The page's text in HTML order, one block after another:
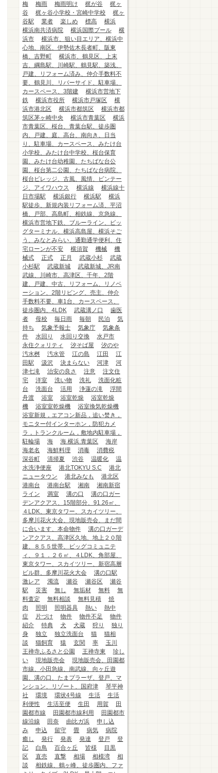
梅
梅雨 梅雨明け 梶が谷
梶ヶ
谷
梶ヶ谷小学校・宮崎中学校
梶ヶ
谷駅
業者 楽しめ 標高
横浜
横浜南共済病院
横浜国際プール
横
浜市
横浜市、狙い目エリア、横浜中
心地、南区、伊勢佐木長者町、阪東
橋、吉野町
横浜市、鶴見区、上末
吉、綱島駅、川崎駅、鶴見駅、築浅、
戸建、リフォーム済み、仲介手数料不
要、鶴見川、リバーサイド、駐車場、
カースペース、3階建
横浜市営地下
鉄
横浜市役所 横浜市戸塚区
横
浜市港北区
横浜市都筑区
横浜市都
筑区茅ヶ崎中央
横浜市青葉区
横浜
市青葉区、桜台、青葉台駅、徒歩圏
内、戸建、庭、高台、南向き、日当
り、駐車場、カースペース、みたけ台
小学校、みたけ台中学校、桜台保育
園、みたけ台幼稚園、たちばな台公
園、桜台第二公園、たちばな台病院、
桜台ビレッジ、古風、風情、ビンテー
ジ、アイワハウス
横浜線
横浜線十
日市場駅
横浜銀行 横浜駅
横浜
駅徒歩、新規内装リフォーム済、平沼
橋、戸部、高島町、相鉄線、京急線、
横浜市営地下鉄、ブルーライン、ビッ
グターミナル、横浜高島屋、横浜そご
う、みなとみらい、通勤通学便利、住
宅ローンが不安
横須賀 機械
機
械式
正式 正月 武蔵小杉
武蔵
小杉駅
武蔵新城
武蔵新城、JR南
武線、川崎市、高津区、千年、2階
建、戸建、中古、リフォーム、リノベ
ーション、2階リビング、売主、仲介
手数料不要、車1台、カースペース、
徒歩圏内、4LDK
武蔵溝ノ口
歯医
者
母校 毎日雨 毎朝 民泊
気
持ち
気象予報士 気象庁
気象条
件
水回り 水回り交換
水戸市
永住クォリティ
汐そば屋
汐のや
汚水桝
汚水管 江の島 江田
江
田駅
汲沢 決まらない 河津
河
津七滝
治安の良さ 注意
注文住
宅
洋室 洗い物 洗礼
洗面化粧
台
洗面台 活用 浄蓮の滝
浮間
舟渡
浴室 浴室乾燥
浴室乾燥
機
浴室室乾燥機
浴室換気乾燥機
浴室新規，エアコン新品，追い焚き，
モニター付インターホン，防犯カメ
ラ，トランクルーム，敷地内駐車場，
駐輪場
海 海.横浜.青葉区
海岸
海老名
海鮮料理 消毒
消費税
深谷町
清掃夏 渋谷 温暖化
温
水洗浄便座
港北TOKYU S.C
港北
ニュータウン
港北みなも
港北区
港南台
港南台駅 湘南
湘南新宿
ライン
満室 溝の口
溝の口ガー
デンアクアス、15階部分、91.26㎡、
４LDK、東京タワー、スカイツリー、
多摩川花火大会、現地販売会、まだ間
に合います、本命物件
溝の口ガーデ
ンアクアス、高津区久地、地上２０階
建、８５５世帯、ビッグコミュニテ
ィ、９１．２６㎡、４LDK、角部屋、
東京タワー、スカイツリー、新宿高層
ビル群、多摩川花火大会
溝の口駅
激レア
濁流 瀬谷 瀬谷区
瀬谷
駅
災害 無し 無垢材 無料
無
料査定
無料相談 無料見積
焼
肉
照明 照明器具 熱い
熱中
症
片づけ 物件 物件不足
物件
紹介
特典 犬 犬蔵 狩り
独り
身
独立 独立洗面台 猫
猫相
談
猫飼育 猿 玄関 率
玉川
王禅寺ふるさと公園
王禅寺東
珍し
い
現地販売会
現地販売会、田園都
市線、小田急線、南武線、向ヶ丘遊
園、溝の口、たまプラーザ、登戸、マ
ンション、リゾート、国府津
琴平神
社
環境 環状4号線 生活
生活
利便性
生活至便 生田 用賀
田
園都市線
田園都市線利用
田園都市
線沿線
田奈 由比ガ浜
申し込
み
申込 留守 畳 病気
病院
癒し
発行 発表 発達 登戸
登
記
白鳥 百合ヶ丘 皆様
目黒
区
直売 直撃 相場 相模湾
相
談
相鉄線、鶴ヶ峰、徒歩圏内、ファ